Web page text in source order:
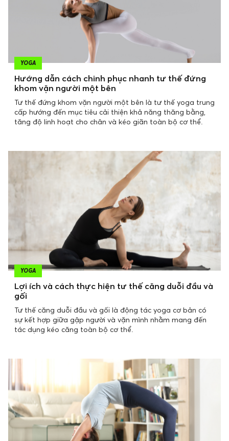
YOGA
Hướng dẫn cách chinh phục nhanh tư thế đứng
khom vặn người một bên
Tư thế đứng khom vặn người một bên là tư thế yoga trung
cấp hướng đến mục tiêu cải thiện khả năng thăng bằng,
tăng độ linh hoạt cho chân và kéo giãn toàn bộ cơ thể.
YOGA
Lợi ích và cách thực hiện tư thế căng duỗi đầu và
gối
Tư thế căng duỗi đầu và gối là động tác yoga cơ bản có
sự kết hợp giữa gập người và vặn mình nhằm mang đến
tác dụng kéo căng toàn bộ cơ thể.